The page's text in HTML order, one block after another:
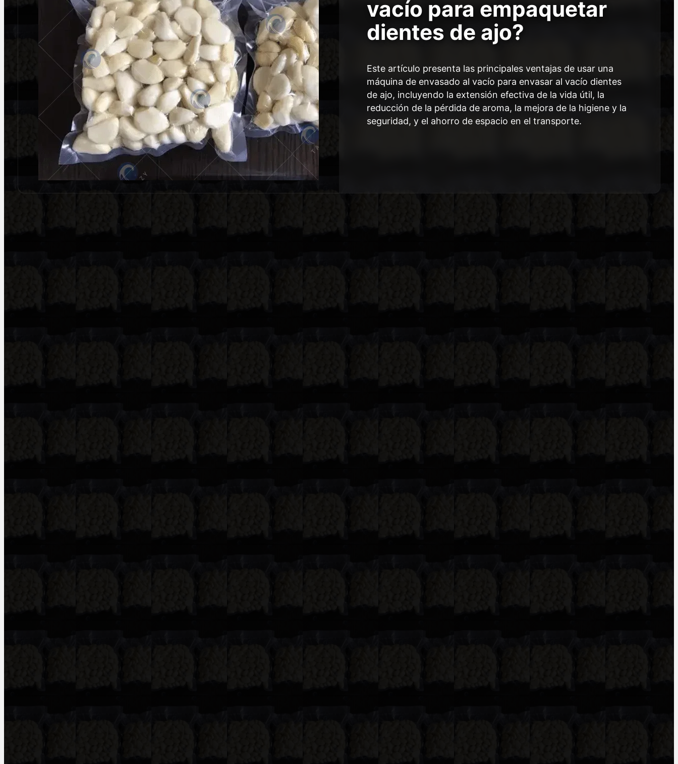
vacío para empaquetar
dientes de ajo?
Este artículo presenta las principales ventajas de usar una
máquina de envasado al vacío para envasar al vacío dientes
de ajo, incluyendo la extensión efectiva de la vida útil, la
reducción de la pérdida de aroma, la mejora de la higiene y la
seguridad, y el ahorro de espacio en el transporte.